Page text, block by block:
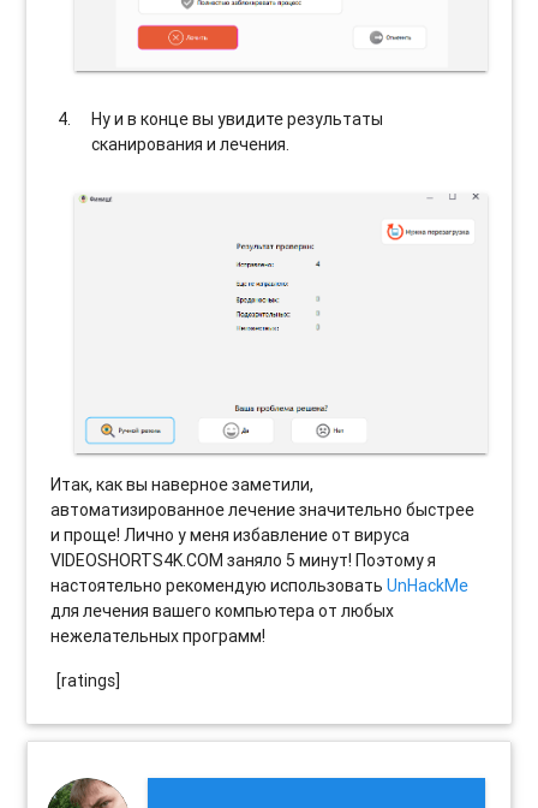
Ну и в конце вы увидите результаты
сканирования и лечения.
Итак, как вы наверное заметили,
автоматизированное лечение значительно быстрее
и проще! Лично у меня избавление от вируса
VIDEOSHORTS4K.COM заняло 5 минут! Поэтому я
настоятельно рекомендую использоватьUnHackMe
для лечения вашего компьютера от любых
нежелательных программ!
[ratings]